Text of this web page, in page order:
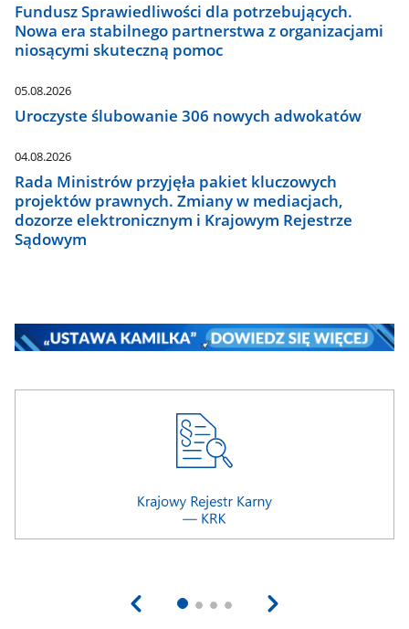
Fundusz Sprawiedliwości dla potrzebujących.
Nowa era stabilnego partnerstwa z organizacjami
niosącymi skuteczną pomoc
05.08.2026
Uroczyste ślubowanie 306 nowych adwokatów
04.08.2026
Rada Ministrów przyjęła pakiet kluczowych
projektów prawnych. Zmiany w mediacjach,
dozorze elektronicznym i Krajowym Rejestrze
Sądowym